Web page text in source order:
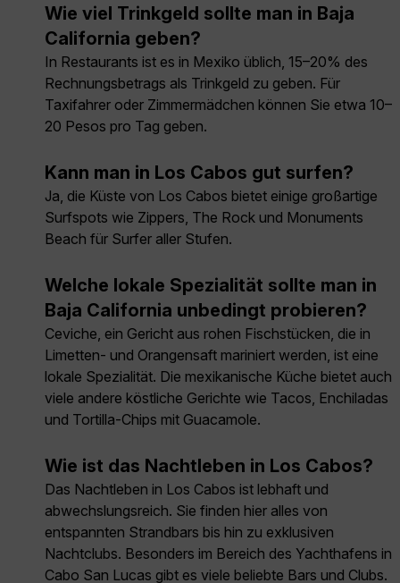
Wie viel Trinkgeld sollte man in Baja
California geben?
In Restaurants ist es in Mexiko üblich, 15–20% des
Rechnungsbetrags als Trinkgeld zu geben. Für
Taxifahrer oder Zimmermädchen können Sie etwa 10–
20 Pesos pro Tag geben.
Kann man in Los Cabos gut surfen?
Ja, die Küste von Los Cabos bietet einige großartige
Surfspots wie Zippers, The Rock und Monuments
Beach für Surfer aller Stufen.
Welche lokale Spezialität sollte man in
Baja California unbedingt probieren?
Ceviche, ein Gericht aus rohen Fischstücken, die in
Limetten- und Orangensaft mariniert werden, ist eine
lokale Spezialität. Die mexikanische Küche bietet auch
viele andere köstliche Gerichte wie Tacos, Enchiladas
und Tortilla-Chips mit Guacamole.
Wie ist das Nachtleben in Los Cabos?
Das Nachtleben in Los Cabos ist lebhaft und
abwechslungsreich. Sie finden hier alles von
entspannten Strandbars bis hin zu exklusiven
Nachtclubs. Besonders im Bereich des Yachthafens in
Cabo San Lucas gibt es viele beliebte Bars und Clubs.